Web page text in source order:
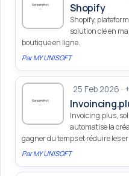
Shopify
Shopify,
solution clé en
boutique en ligne.
ParMY UNISOFT
25 Feb 2026 ·
Invoicing.plus,
automatise la
gagner du temps et réduire les
ParMY UNISOFT